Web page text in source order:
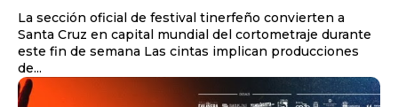
La sección oficial de festival tinerfeño convierten a
Santa Cruz en capital mundial del cortometraje durante
este fin de semana Las cintas implican producciones
de...